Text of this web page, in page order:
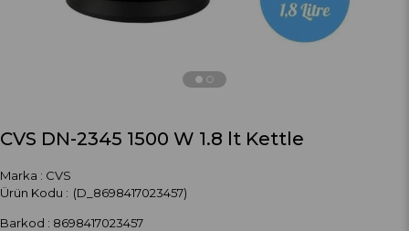
CVS DN-2345 1500 W 1.8 lt Kettle
Marka : CVS
(D_8698417023457)
Barkod : 8698417023457